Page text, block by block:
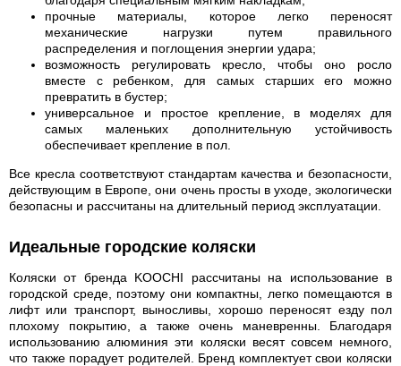
прочные материалы, которое легко переносят
механические нагрузки путем правильного
распределения и поглощения энергии удара;
возможность регулировать кресло, чтобы оно росло
вместе с ребенком, для самых старших его можно
превратить в бустер;
универсальное и простое крепление, в моделях для
самых маленьких дополнительную устойчивость
обеспечивает крепление в пол.
Все кресла соответствуют стандартам качества и безопасности,
действующим в Европе, они очень просты в уходе, экологически
безопасны и рассчитаны на длительный период эксплуатации.
Идеальные городские коляски
Коляски от бренда KOOCHI рассчитаны на использование в
городской среде, поэтому они компактны, легко помещаются в
лифт или транспорт, выносливы, хорошо переносят езду пол
плохому покрытию, а также очень маневренны. Благодаря
использованию алюминия эти коляски весят совсем немного,
что также порадует родителей. Бренд комплектует свои коляски